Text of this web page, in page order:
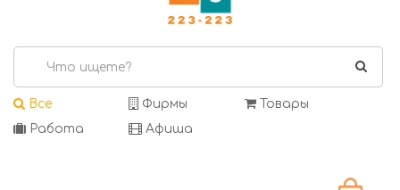
Все Фирмы
Товары
Работа
Афиша